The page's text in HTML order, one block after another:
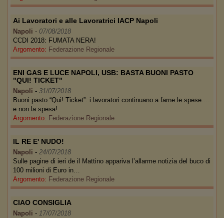
Ai Lavoratori e alle Lavoratrici IACP Napoli
Napoli - 07/08/2018
CCDI 2018: FUMATA NERA!
Argomento: Federazione Regionale
ENI GAS E LUCE NAPOLI, USB: BASTA BUONI PASTO
"QUI! TICKET"
Napoli - 31/07/2018
Buoni pasto “Qui! Ticket”: i lavoratori continuano a farne le spese….
e non la spesa!
Argomento: Federazione Regionale
IL RE E' NUDO!
Napoli - 24/07/2018
Sulle pagine di ieri de il Mattino appariva l’allarme notizia del buco di
100 milioni di Euro in…
Argomento: Federazione Regionale
CIAO CONSIGLIA
Napoli - 17/07/2018